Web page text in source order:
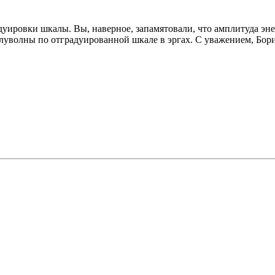
шкалы. Вы, наверное, запамятовали, что амплитуда
по отградуированной шкале в эргах. С уважением,